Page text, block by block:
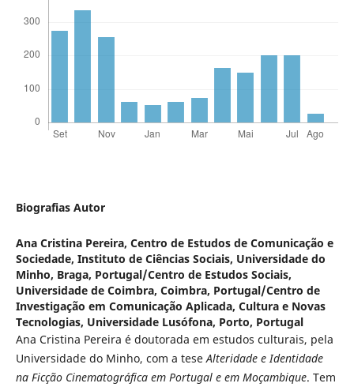
Biografias Autor
Ana Cristina Pereira, Centro de Estudos de Comunicação e
Sociedade, Instituto de Ciências Sociais, Universidade do
Minho, Braga, Portugal/Centro de Estudos Sociais,
Universidade de Coimbra, Coimbra, Portugal/Centro de
Investigação em Comunicação Aplicada, Cultura e Novas
Tecnologias, Universidade Lusófona, Porto, Portugal
Ana Cristina Pereira é doutorada em estudos culturais, pela
Universidade do Minho, com a tese Alteridade e Identidade
na Ficção Cinematográfica em Portugal e em Moçambique. Tem